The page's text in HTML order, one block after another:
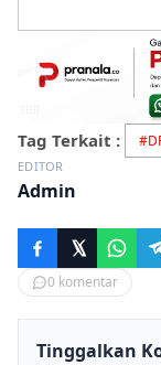
Tag Terkait : #
EDITOR
Admin
0 komentar
Tinggalkan